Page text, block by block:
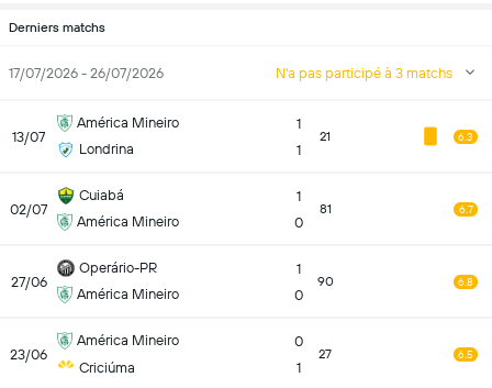
Derniers matchs
17/07/2026 - 26/07/2026 N'a pas participé à 3 matchs
13/07
América Mineiro
Londrina
1
1
21 6.3
02/07
Cuiabá
América Mineiro
1
0
81 6.7
27/06
Operário-PR
América Mineiro
1
0
90 6.8
23/06
América Mineiro
Criciúma
0
1
27 6.5